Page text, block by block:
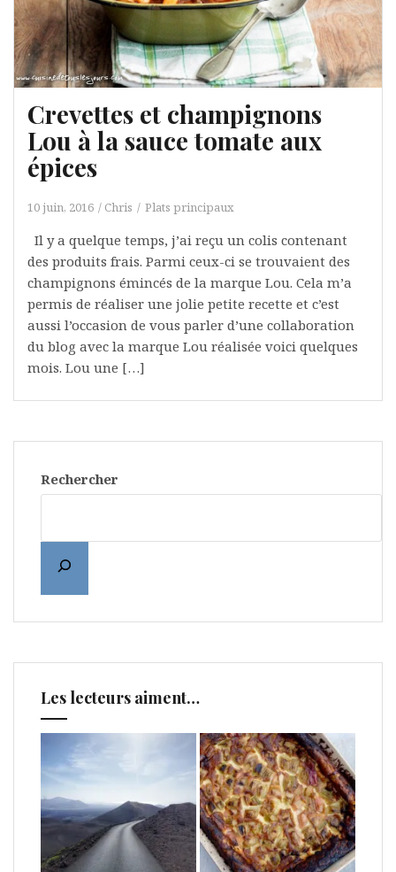
Crevettes et champignons
Lou à la sauce tomate aux
épices
10 juin, 2016 Chris Plats principaux
Il y a quelque temps, j’ai reçu un colis contenant
des produits frais. Parmi ceux-ci se trouvaient des
champignons émincés de la marque Lou. Cela m’a
permis de réaliser une jolie petite recette et c’est
aussi l’occasion de vous parler d’une collaboration
du blog avec la marque Lou réalisée voici quelques
mois. Lou une […]
Rechercher
Les lecteurs aiment…